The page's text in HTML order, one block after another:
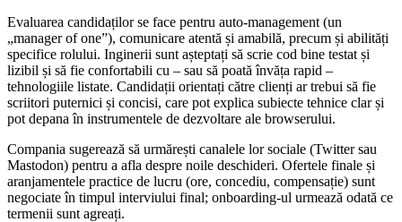
Evaluarea candidaților se face pentru auto-management (un
„manager of one”), comunicare atentă și amabilă, precum și abilități
specifice rolului. Inginerii sunt așteptați să scrie cod bine testat și
lizibil și să fie confortabili cu – sau să poată învăța rapid –
tehnologiile listate. Candidații orientați către clienți ar trebui să fie
scriitori puternici și concisi, care pot explica subiecte tehnice clar și
pot depana în instrumentele de dezvoltare ale browserului.
Compania sugerează să urmărești canalele lor sociale (Twitter sau
Mastodon) pentru a afla despre noile deschideri. Ofertele finale și
aranjamentele practice de lucru (ore, concediu, compensație) sunt
negociate în timpul interviului final; onboarding-ul urmează odată ce
termenii sunt agreați.